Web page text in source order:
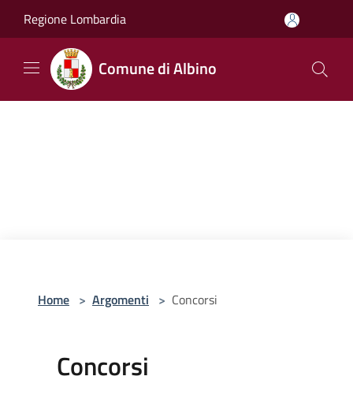
Regione Lombardia
Comune di Albino
Home > Argomenti > Concorsi
Concorsi